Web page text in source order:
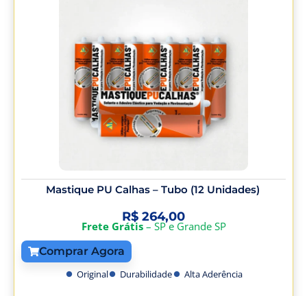
Mastique PU Calhas – Tubo (12 Unidades)
R$ 264,00
Frete Grátis– SP e Grande SP
Comprar Agora
Original Durabilidade Alta Aderência